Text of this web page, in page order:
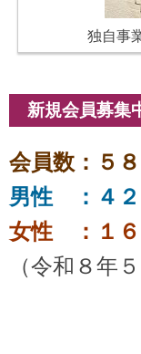
独自事
新規会員募集
会員数：５
男性 ：４２
女性 ：１６
（令和８年５